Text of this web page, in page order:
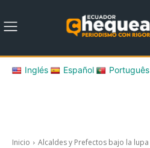
Inglés Español Português
Inicio Alcaldes y Prefectos bajo la lupa